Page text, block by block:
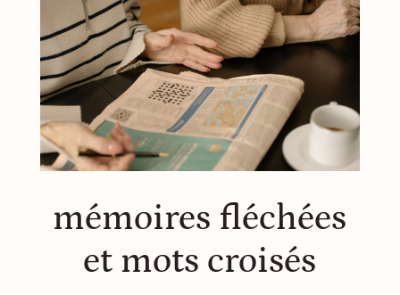
mémoires fléchées
et mots croisés